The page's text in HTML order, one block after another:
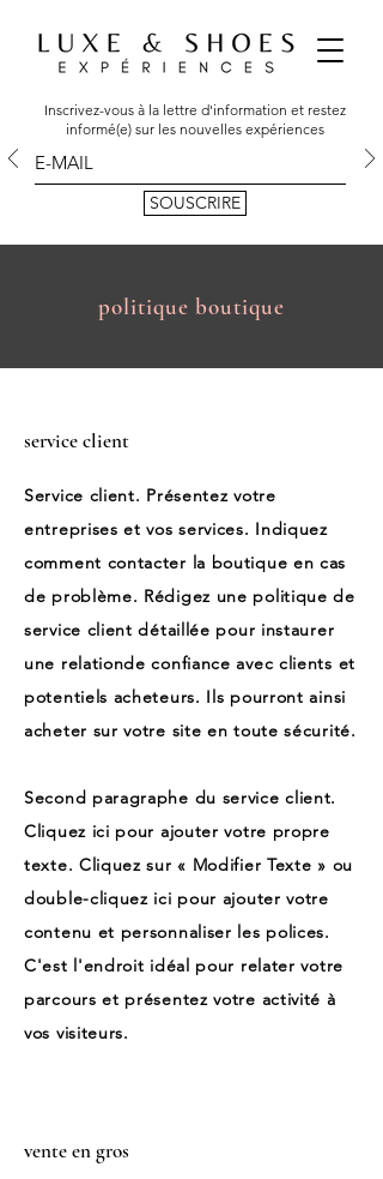
Inscrivez-vous à la lettre d'information et restez
informé(e) sur les nouvelles expériences
SOUSCRIRE
politique boutique
service client
Service client. Présentez votre
entreprises et vos services. Indiquez
comment contacter la boutique en cas
de problème. Rédigez une politique de
service client détaillée pour instaurer
une relationde confiance avec clients et
potentiels acheteurs. Ils pourront ainsi
acheter sur votre site en toute sécurité.
Second paragraphe du service client.
Cliquez ici pour ajouter votre propre
texte. Cliquez sur « Modifier Texte » ou
double-cliquez ici pour ajouter votre
contenu et personnaliser les polices.
C'est l'endroit idéal pour relater votre
parcours et présentez votre activité à
vos visiteurs.
vente en gros